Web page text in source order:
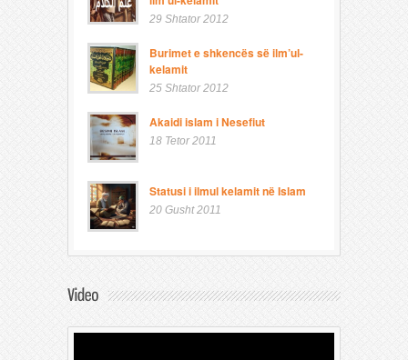
29 Shtator 2012
Burimet e shkencës së ilm’ul-
kelamit
25 Shtator 2012
Akaidi islam i Nesefiut
18 Tetor 2011
Statusi i ilmul kelamit në Islam
20 Gusht 2011